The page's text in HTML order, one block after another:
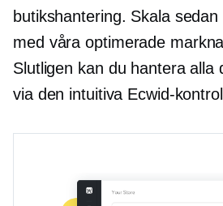
butikshantering. Skala
med våra optimerade
Slutligen kan du hantera alla
via den intuitiva Ecwid-